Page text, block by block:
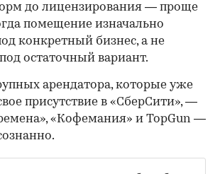
до лицензирования — проще
помещение изначально
конкретный бизнес, а не
остаточный вариант.
арендатора, которые уже
присутствие в «СберСити», —
«Кофемания» и TopGun —